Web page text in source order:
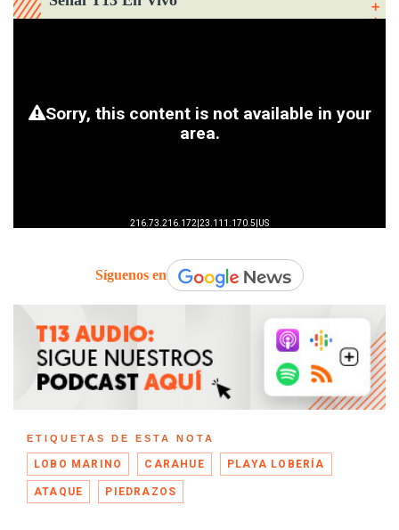
Síguenos en
ETIQUETAS DE ESTA NOTA
LOBO MARINO CARAHUE PLAYA LOBERÍA
ATAQUE PIEDRAZOS